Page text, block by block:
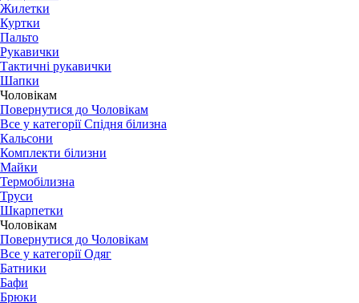
Жилетки
Куртки
Пальто
Рукавички
Тактичні рукавички
Шапки
Чоловікам
Повернутися до Чоловікам
Все у категорії Спідня білизна
Кальсони
Комплекти білизни
Майки
Термобілизна
Труси
Шкарпетки
Чоловікам
Повернутися до Чоловікам
Все у категорії Одяг
Батники
Бафи
Брюки